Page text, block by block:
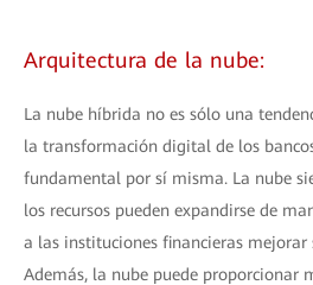
Arquitectura de la nube:
La nube híbrida no es sólo una
la transformación digital de los
fundamental por sí misma. La nube
los recursos pueden expandirse de
a las instituciones financieras mejorar
Además, la nube puede proporcionar